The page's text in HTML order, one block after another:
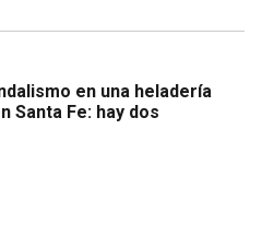
en una heladería
Santa Fe: hay dos